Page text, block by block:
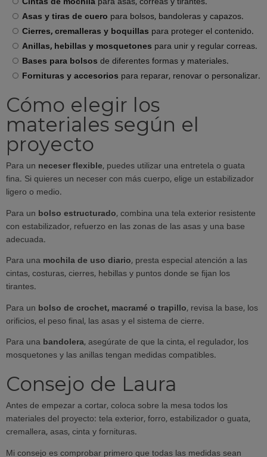
Asas y tiras de cuero para bolsos, bandoleras y capazos.
Cierres, cremalleras y boquillas para proteger el contenido.
Anillas, hebillas y mosquetones para unir y regular correas.
Bases para bolsos de diferentes formas y materiales.
Fornituras y accesorios para reparar, renovar o personalizar.
Cómo elegir los
materiales según el
proyecto
Para un neceser flexible, puedes utilizar una entretela o guata
fina. Si quieres un neceser con más cuerpo, elige un estabilizador
ligero o medio.
Para un bolso estructurado, combina una tela exterior resistente
con estabilizador, refuerzo en las zonas de las asas y una base
adecuada.
Para una mochila de uso diario, presta especial atención a las
cintas, costuras, cierres, hebillas y puntos donde se fijan los
tirantes.
Para un bolso de crochet, macramé o trapillo, revisa la base, los
orificios, el peso final, las asas y el sistema de cierre.
Para una bandolera, asegúrate de que la cinta, el regulador, los
mosquetones y las anillas tengan medidas compatibles.
Consejo de Laura
Antes de empezar a cortar, coloca sobre la mesa todos los
materiales del proyecto: tela exterior, forro, estabilizador o guata,
cremallera, asas, cinta y fornituras.
Mi consejo es comprobar primero que todas las medidas sean